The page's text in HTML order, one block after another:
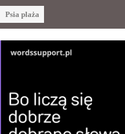
Psia plaża